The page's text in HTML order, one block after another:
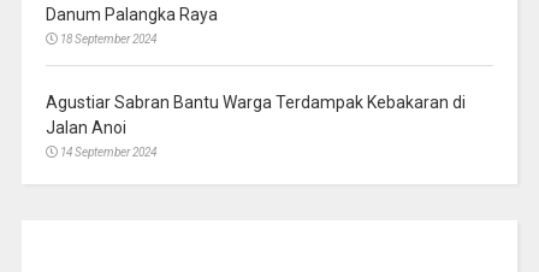
Danum Palangka Raya
18 September 2024
Agustiar Sabran Bantu Warga Terdampak Kebakaran di
Jalan Anoi
14 September 2024